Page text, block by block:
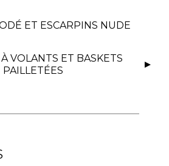
ET ESCARPINS NUDE
VOLANTS ET BASKETS
PAILLETÉES